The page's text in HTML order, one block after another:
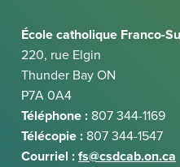
n
École catholique Franco-
220, rue Elgin
Thunder Bay ON
P7A 0A4
Téléphone : 807 344-1169
Télécopie : 807 344-1547
Courriel :fs@csdcab.on.ca